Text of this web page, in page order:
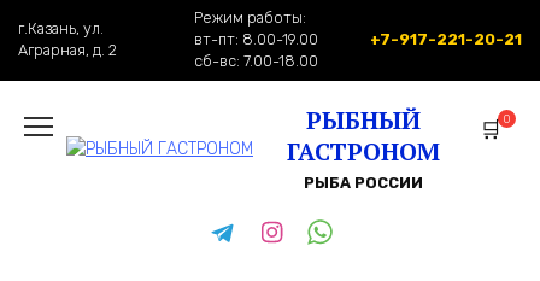
содержанию
г.Казань, ул.
Аграрная, д. 2
Режим работы:
вт-пт: 8.00-19.00
сб-вс: 7.00-18.00
+7-917-221-20-21
РЫБНЫЙ
ГАСТРОНОМ
РЫБА РОССИИ
0